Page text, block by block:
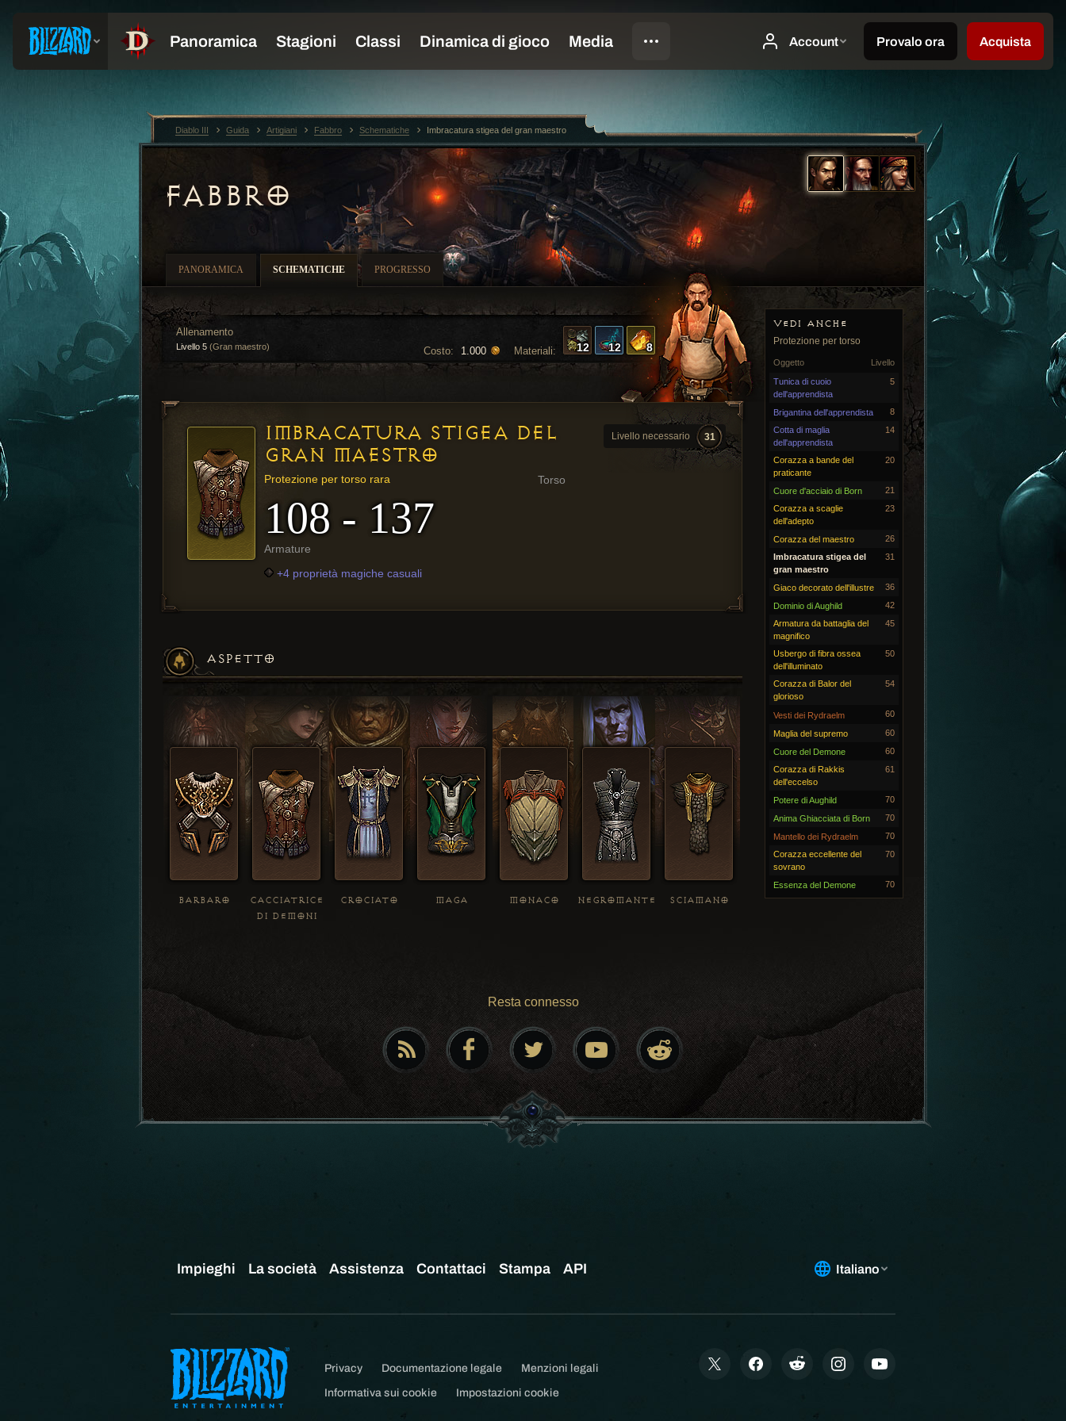
FABBRO
PANORAMICA SCHEMATICHE PROGRESSO
VEDI ANCHE
Protezione per torso
Livello
Oggetto
Tunica di cuoio
dell'apprendista
5
Brigantina dell'apprendista
8
Cotta di maglia
dell'apprendista
14
Corazza a bande del
praticante
20
Cuore d'acciaio di Born
21
Corazza a scaglie
dell'adepto
23
Corazza del maestro
26
Imbracatura stigea del
gran maestro
31
Giaco decorato dell'illustre 36
Dominio di Aughild
42
Armatura da battaglia del
magnifico
45
Usbergo di fibra ossea
dell'illuminato
50
Corazza di Balor del
glorioso
54
Vesti dei Rydraelm 60
Maglia del supremo 60
Cuore del Demone
60
Corazza di Rakkis
dell'eccelso
61
Potere di Aughild 70
Anima Ghiacciata di Born 70
Mantello dei Rydraelm
70
Corazza eccellente del
sovrano
70
Essenza del Demone 70
Materiali: 12 12 8
Costo: 1.000
Allenamento
Livello 5 (Gran maestro)
Livello necessario 31
IMBRACATURA STIGEA DEL
GRAN MAESTRO
Torso
Protezione per torso rara
108 - 137
Armature
+4 proprietà magiche casuali
ASPETTO
BARBARO
CACCIATRICE
DI DEMONI
CROCIATO MAGA MONACO NEGROMANTE SCIAMANO
Resta connesso
Diablo III Guida Artigiani Fabbro Schematiche Imbracatura stigea del gran maestro